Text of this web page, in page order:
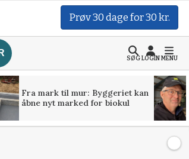
Prøv 30 dage for 30 kr.
SØGLOGINMENU
Fra mark til mur: Byggeriet kan
åbne nyt marked for biokul